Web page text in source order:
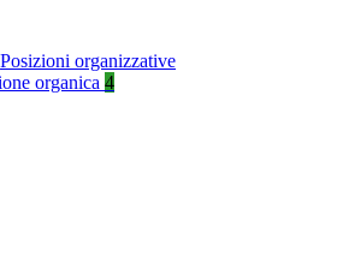
Posizioni organizzative
organica 4